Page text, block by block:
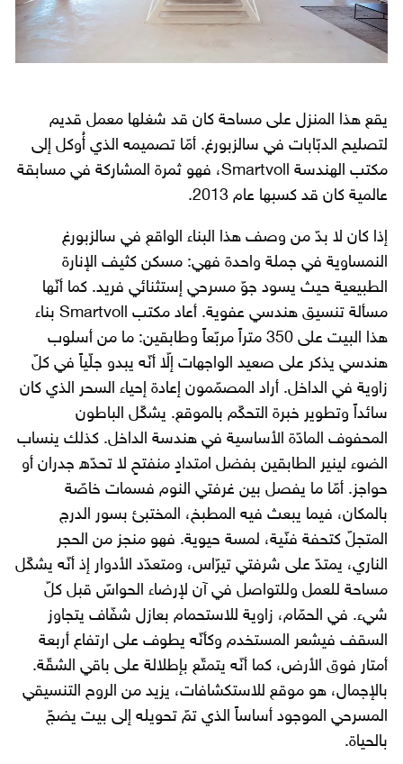
يقع هذا المنزل على مساحة كان قد شغلها معمل قديم
لتصليح الدبّابات في سالزبورغ. أمّا تصميمه الذي أُوكل إلى
مكتب الهندسة Smartvoll، فهو ثمرة المشاركة في مسابقة
عالمية كان قد كسبها عام 2013.
إذا كان لا بدّ من وصف هذا البناء الواقع في سالزبورغ
النمساوية في جملة واحدة فهي: مسكن كثيف الإنارة
الطبيعية حيث يسود جوّ مسرحي إستثنائي فريد. كما أنّها
مسألة تنسيق هندسي عفوية. أعاد مكتب Smartvoll بناء
هذا البيت على 350 متراً مربّعاً وطابقين: ما من أسلوب
هندسي يذكر على صعيد الواجهات إلّا أنّه يبدو جلّياً في كلّ
زاوية في الداخل. أراد المصمّمون إعادة إحياء السحر الذي كان
سائداً وتطوير خبرة التحكّم بالموقع. يشكّل الباطون
المحفوف المادّة الأساسية في هندسة الداخل. كذلك ينساب
الضوء لينير الطابقين بفضل امتدادٍ منفتحٍ لا تحدّه جدران أو
حواجز. أمّا ما يفصل بين غرفتي النوم فسمات خاصّة
بالمكان، فيما يبعث فيه المطبخ، المختبئ بسور الدرج
المتجلّ كتحفة فنّية، لمسة حيوية. فهو منجز من الحجر
الناري، يمتدّ على شرفتي تيرّاس، ومتعدّد الأدوار إذ أنّه يشكّل
مساحة للعمل وللتواصل في آن لإرضاء الحواسّ قبل كلّ
شيء. في الحمّام، زاوية للاستحمام بعازل شفّاف يتجاوز
السقف فيشعر المستخدم وكأنّه يطوف على ارتفاع أربعة
أمتار فوق الأرض، كما أنّه يتمتّع بإطلالة على باقي الشقّة.
بالإجمال، هو موقع للاستكشافات، يزيد من الروح التنسيقي
المسرحي الموجود أساساً الذي تمّ تحويله إلى بيت يضجّ
بالحياة.